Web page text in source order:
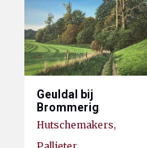
Geuldal bij
Brommerig
Hutschemakers,